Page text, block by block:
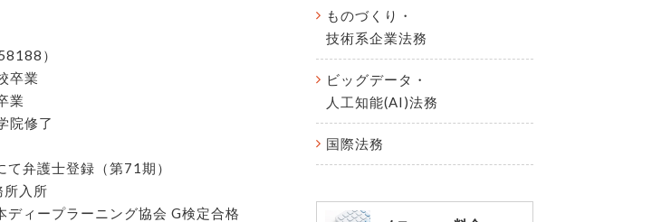
）
卒業
業
修了
弁護士登録（第71期）
入所
ィープラーニング協会 G検定合格
ものづくり・
技術系企業法務
ビッグデータ・
人工知能(AI)法務
国際法務